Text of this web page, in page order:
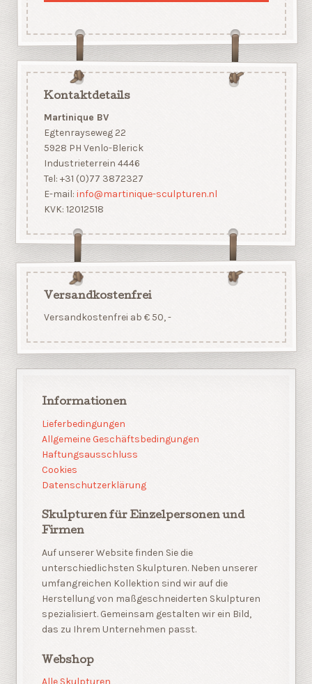
Kontaktdetails
Martinique BV
Egtenrayseweg 22
5928 PH Venlo-Blerick
Industrieterrein 4446
Tel: +31 (0)77 3872327
E-mail: info@martinique-sculpturen.nl
KVK: 12012518
Versandkostenfrei
Versandkostenfrei ab € 50, -
Informationen
Lieferbedingungen
Allgemeine Geschäftsbedingungen
Haftungsausschluss
Cookies
Datenschutzerklärung
Skulpturen für Einzelpersonen und
Firmen
Auf unserer Website finden Sie die
unterschiedlichsten Skulpturen. Neben unserer
umfangreichen Kollektion sind wir auf die
Herstellung von maßgeschneiderten Skulpturen
spezialisiert. Gemeinsam gestalten wir ein Bild,
das zu Ihrem Unternehmen passt.
Webshop